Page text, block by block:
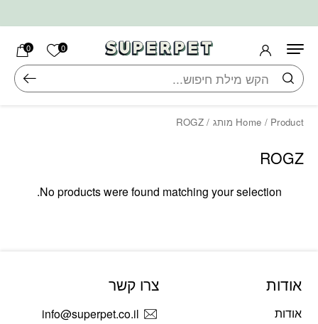
0 הרשימה
0
חיפוש
Home / Product מותג / ROGZ
ROGZ
No products were found matching your selection.
אודות
אודות
צרו קשר
info@superpet.co.il